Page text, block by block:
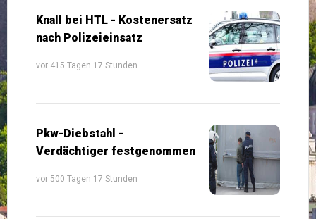
Knall bei HTL - Kostenersatz
nach Polizeieinsatz
vor 415 Tagen 17 Stunden
Pkw-Diebstahl -
Verdächtiger festgenommen
vor 500 Tagen 17 Stunden